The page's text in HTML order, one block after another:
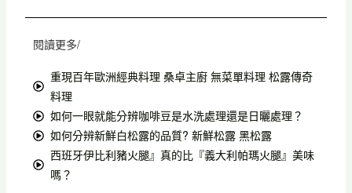
閱讀更多/
重現百年歐洲經典料理 桑卓主廚 無菜單料理 松露傳奇
料理
如何一眼就能分辨咖啡豆是水洗處理還是日曬處理？
如何分辨新鮮白松露的品質? 新鮮松露 黑松露
西班牙伊比利豬火腿』真的比『義大利帕瑪火腿』美味
嗎？